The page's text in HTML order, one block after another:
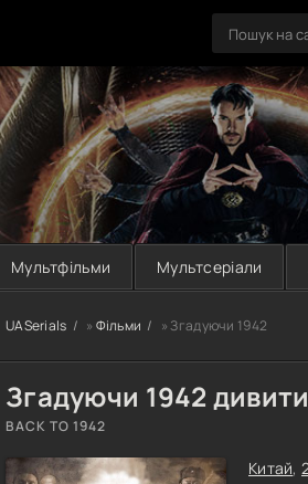
Мультфільми Мультсеріали
UASerials » Фільми » Згадуючи 1942
Згадуючи 1942
BACK TO 1942
Китай,